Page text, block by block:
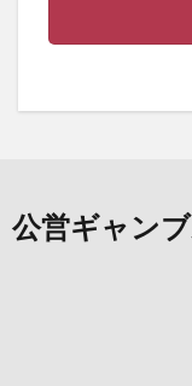
公営ギャン